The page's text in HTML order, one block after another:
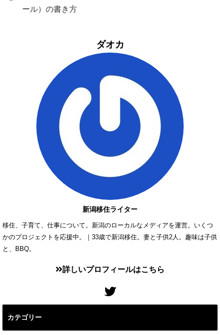
ール）の書き方
ダオカ
新潟移住ライター
移住、子育て、仕事について。新潟のローカルなメディアを運営。いくつ
かのプロジェクトを応援中。｜33歳で新潟移住。妻と子供2人。趣味は子供
と、BBQ。
詳しいプロフィールはこちら
カテゴリー